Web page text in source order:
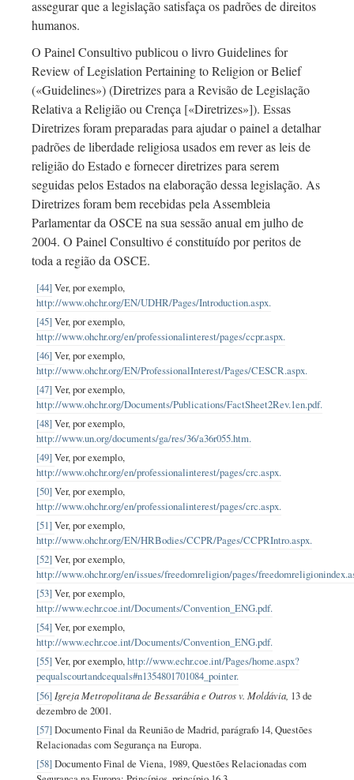
assegurar que a legislação satisfaça os padrões de direitos
humanos.
O Painel Consultivo publicou o livro Guidelines for
Review of Legislation Pertaining to Religion or Belief
(«Guidelines») (Diretrizes para a Revisão de Legislação
Relativa a Religião ou Crença [«Diretrizes»]). Essas
Diretrizes foram preparadas para ajudar o painel a detalhar
padrões de liberdade religiosa usados em rever as leis de
religião do Estado e fornecer diretrizes para serem
seguidas pelos Estados na elaboração dessa legislação. As
Diretrizes foram bem recebidas pela Assembleia
Parlamentar da OSCE na sua sessão anual em julho de
2004. O Painel Consultivo é constituído por peritos de
toda a região da OSCE.
[44] Ver, por exemplo,
http://www.ohchr.org/EN/UDHR/Pages/Introduction.aspx.
[45]Ver, por exemplo,
http://www.ohchr.org/en/professionalinterest/pages/ccpr.aspx.
[46]Ver, por exemplo,
http://www.ohchr.org/EN/ProfessionalInterest/Pages/CESCR.aspx.
[47]Ver, por exemplo,
http://www.ohchr.org/Documents/Publications/FactSheet2Rev.1en.pdf.
[48]Ver, por exemplo,
http://www.un.org/documents/ga/res/36/a36r055.htm.
[49]Ver, por exemplo,
http://www.ohchr.org/en/professionalinterest/pages/crc.aspx.
[50]Ver, por exemplo,
http://www.ohchr.org/en/professionalinterest/pages/crc.aspx.
[51]Ver, por exemplo,
http://www.ohchr.org/EN/HRBodies/CCPR/Pages/CCPRIntro.aspx.
[52]Ver, por exemplo,
http://www.ohchr.org/en/issues/freedomreligion/pages/
[53]Ver, por exemplo,
http://www.echr.coe.int/Documents/Convention_ENG.pdf.
[54]Ver, por exemplo,
http://www.echr.coe.int/Documents/Convention_ENG.pdf.
[55]Ver, por exemplo,http://www.echr.coe.int/Pages/home.aspx?
pequalscourtandcequals#n1354801701084_pointer.
[56] Igreja Metropolitana de Bessarábia e Outros v. Moldávia, 13 de
dezembro de 2001.
[57] Documento Final da Reunião de Madrid, parágrafo 14, Questões
Relacionadas com Segurança na Europa.
[58] Documento Final de Viena, 1989, Questões Relacionadas com